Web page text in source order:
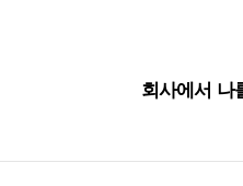
회사에서 나